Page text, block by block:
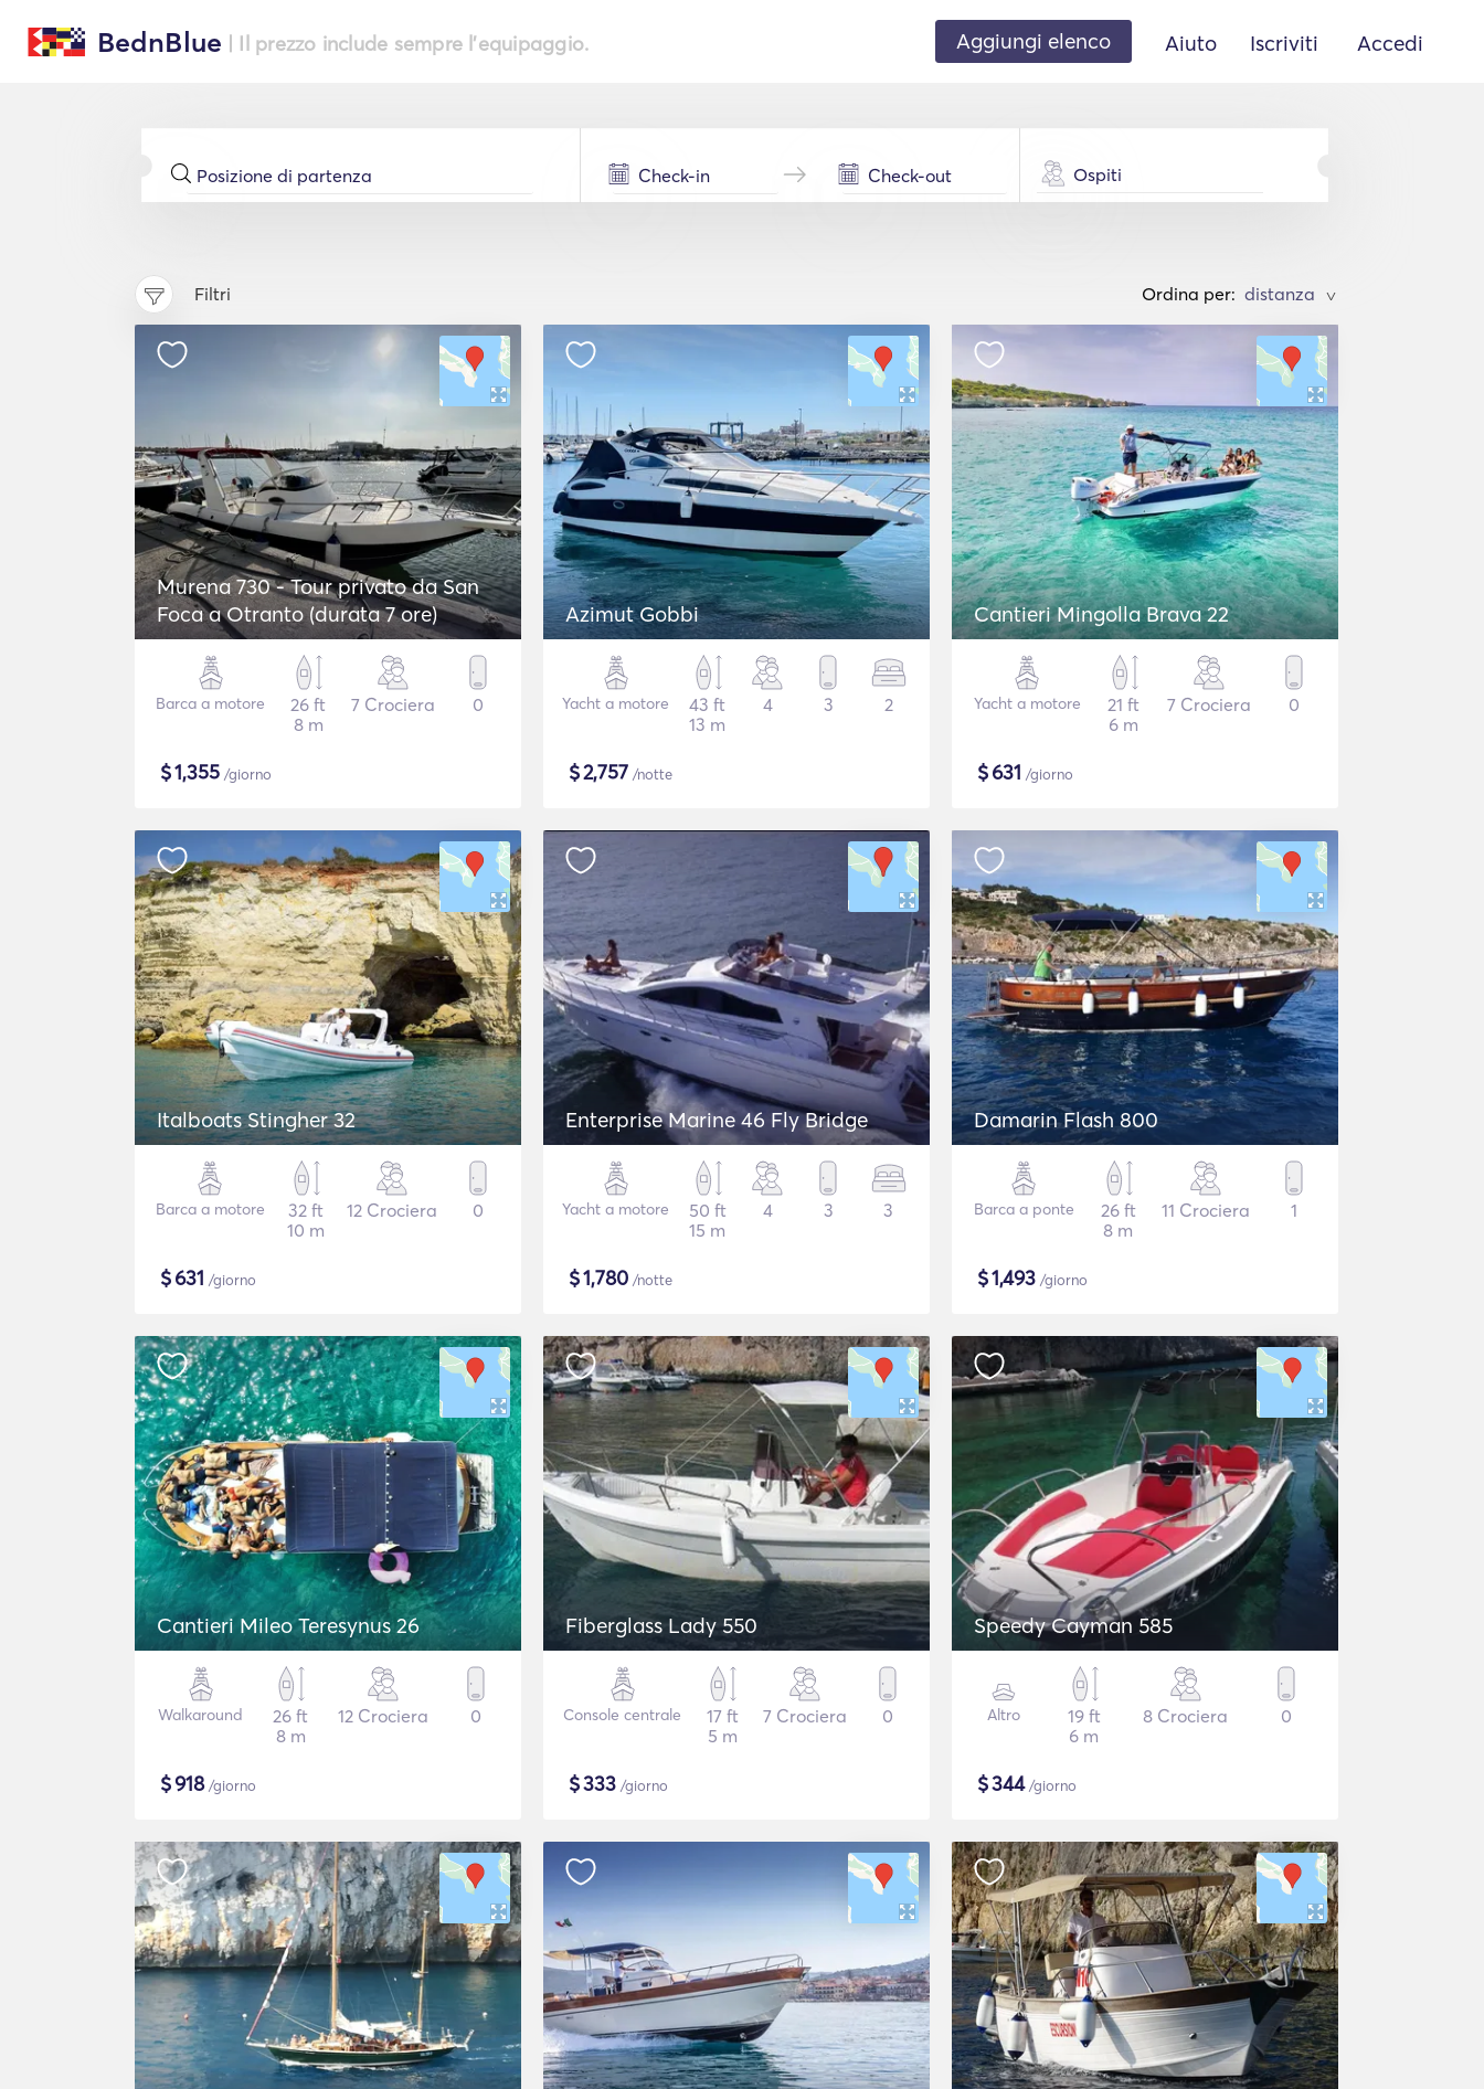
BednBlue | Il prezzo include sempre l'equipaggio. Aggiungi elenco Aiuto Iscriviti Accedi
Ospiti
Filtri Ordina per: >
Murena 730 - Tour privato da San
Foca a Otranto (durata 7 ore)
Barca a motore
26 ft
8 m
7 Crociera 0
$1,355 /giorno
Azimut Gobbi
Yacht a motore
43 ft
13 m
4 3 2
$2,757 /notte
Cantieri Mingolla Brava 22
Yacht a motore
21 ft
6 m
7 Crociera 0
$631 /giorno
Italboats Stingher 32
Barca a motore
32 ft
10 m
12 Crociera 0
$631 /giorno
Enterprise Marine 46 Fly Bridge
Yacht a motore
50 ft
15 m
4 3 3
$1,780 /notte
Damarin Flash 800
Barca a ponte
26 ft
8 m
11 Crociera 1
$1,493 /giorno
Cantieri Mileo Teresynus 26
Walkaround
26 ft
8 m
12 Crociera 0
$918/giorno
Fiberglass Lady 550
Console centrale
17 ft
5 m
7 Crociera 0
$333 /giorno
Speedy Cayman 585
Altro
19 ft
6 m
8 Crociera 0
$344/giorno